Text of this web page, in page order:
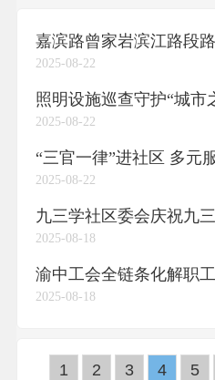
嘉滨路曾家岩滨江路段
2025-08-22
照明设施巡查守护“城市
2025-08-22
“三官一律”进社区 多元
2025-08-22
2025-08-18
2025-08-18
1 2 3 4 5